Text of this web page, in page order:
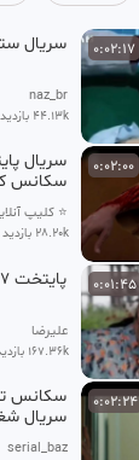
0:02:17 سریال
naz_br
44.13k بازدید
0:02:00
سکانس
⭐ کلیپ
28.20k بازدید
0:01:45 پایتخت ۷ قسمت ۱۲
علیرضا
167.36k بازدید
0:02:24
سکانس
سریال شغال
serial_baz